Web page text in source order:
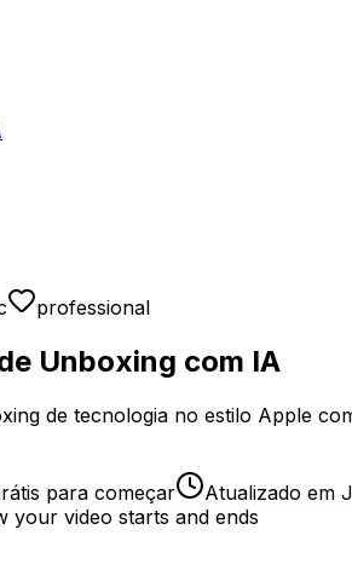
professional
Unboxing com IA
de tecnologia no estilo Apple
para começar
Atualizado em
your video starts and ends